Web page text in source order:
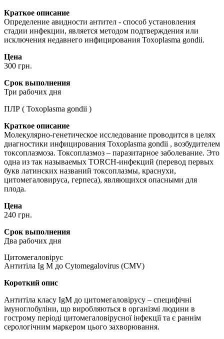
Краткое описание
Определение авидности антител - способ установления
стадии инфекции, является методом подтверждения или
исключения недавнего инфицирования Toxoplasma gondii.
Цена
300 грн.
Срок выполнения
Три рабочих дня
ПЛР ( Toxoplasma gondii )
Краткое описание
Молекулярно-генетическое исследование проводится в целях
диагностики инфицирования Toxoplasma gondii , возбудителем
токсоплазмоза. Токсоплазмоз – паразитарное заболевание. Это
одна из так называемых TORCH-инфекций (перевод первых
букв латинских названий токсоплазмы, краснухи,
цитомегаловируса, герпеса), являющихся опасными для
плода.
Цена
240 грн.
Срок выполнения
Два рабочих дня
Цитомегаловірус
Антитіла Ig M до Cytomegalovirus (CMV)
Короткий опис
Антитіла класу IgM до цитомегаловірусу – специфічні
імуноглобуліни, що виробляються в організмі людини в
гострому періоді цитомегаловірусної інфекції та є раннім
серологічним маркером цього захворювання.